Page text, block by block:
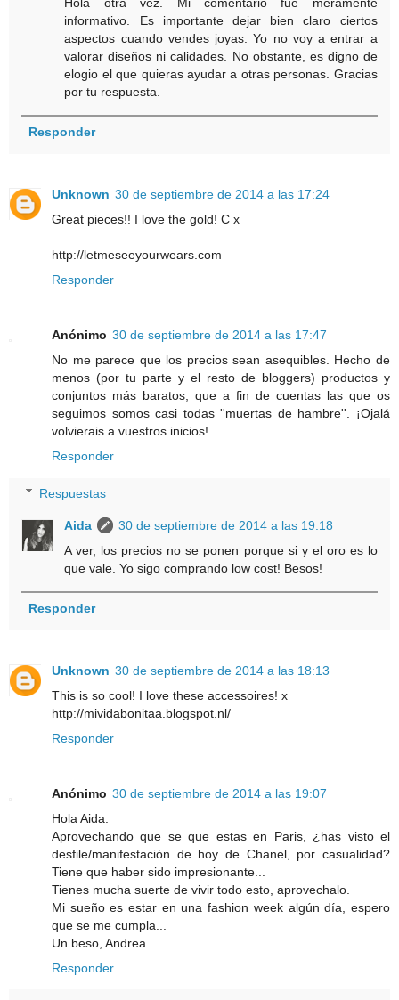
informativo. Es importante dejar bien claro ciertos
aspectos cuando vendes joyas. Yo no voy a entrar a
valorar diseños ni calidades. No obstante, es digno de
elogio el que quieras ayudar a otras personas. Gracias
por tu respuesta.
Responder
Unknown 30 de septiembre de 2014 a las 17:24
Great pieces!! I love the gold! C x
http://letmeseeyourwears.com
Responder
Anónimo 30 de septiembre de 2014 a las 17:47
No me parece que los precios sean asequibles. Hecho de
menos (por tu parte y el resto de bloggers) productos y
conjuntos más baratos, que a fin de cuentas las que os
seguimos somos casi todas ''muertas de hambre''. ¡Ojalá
volvierais a vuestros inicios!
Responder
Respuestas
Aida
30 de septiembre de 2014 a las 19:18
A ver, los precios no se ponen porque si y el oro es lo
que vale. Yo sigo comprando low cost! Besos!
Responder
Unknown 30 de septiembre de 2014 a las 18:13
This is so cool! I love these accessoires! x
http://mividabonitaa.blogspot.nl/
Responder
Anónimo 30 de septiembre de 2014 a las 19:07
Hola Aida.
Aprovechando que se que estas en Paris, ¿has visto el
desfile/manifestación de hoy de Chanel, por casualidad?
Tiene que haber sido impresionante...
Tienes mucha suerte de vivir todo esto, aprovechalo.
Mi sueño es estar en una fashion week algún día, espero
que se me cumpla...
Un beso, Andrea.
Responder